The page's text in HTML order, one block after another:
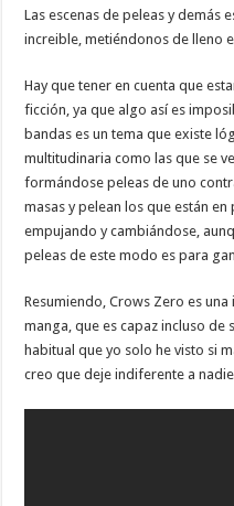
Las escenas de peleas y demás
increible, metiéndonos de lleno
Hay que tener en cuenta que
ficción, ya que algo así es
bandas es un tema que existe
multitudinaria como las que se
formándose peleas de uno
masas y pelean los que están
empujando y cambiándose,
peleas de este modo es para
Resumiendo, Crows Zero es
manga, que es capaz incluso
habitual que yo solo he visto si
creo que deje indiferente a